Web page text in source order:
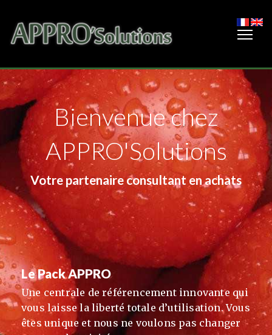
Bienvenue chez
APPRO'Solutions
Votre partenaire consultant en achats
Le Pack APPRO
Une centrale de référencement innovante qui
vous laisse la liberté totale d’utilisation. Vous
êtes unique et nous ne voulons pas changer